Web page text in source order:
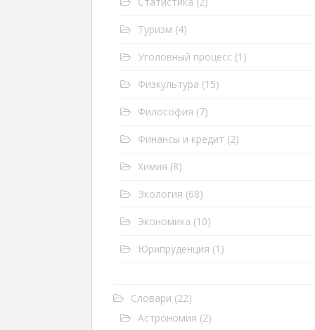
Туризм (4)
Уголовный процесс (1)
Физкультура (15)
Философия (7)
Финансы и кредит (2)
Химия (8)
Экология (68)
Экономика (10)
Юрипруденция (1)
Словари (22)
Астрономия (2)